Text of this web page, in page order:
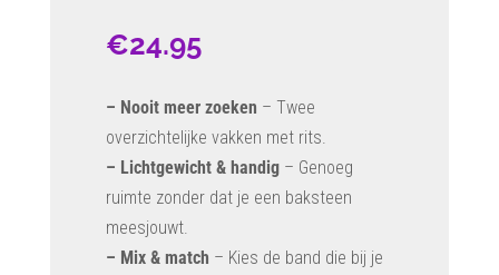
€24.95
– Nooit meer zoeken – Twee
overzichtelijke vakken met rits.
– Lichtgewicht & handig– Genoeg
ruimte zonder dat je een baksteen
meesjouwt.
– Mix & match – Kies de band die bij je